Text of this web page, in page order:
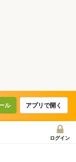
ル アプリで開く
ログイン